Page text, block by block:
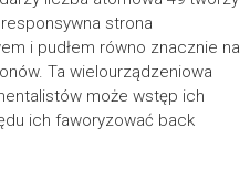
strona
i pudłem równo znacznie na
Ta wielourządzeniowa
może wstęp ich
ich faworyzować back